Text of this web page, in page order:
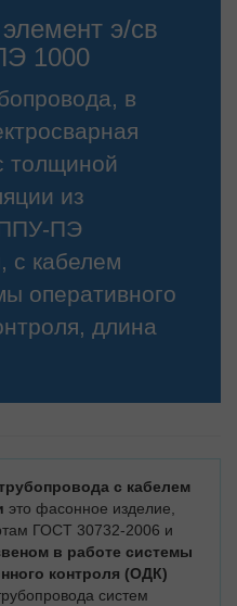
э/св
1000
в
толщиной
из
ППУ-ПЭ
с кабелем
оперативного
длина
с кабелем
это фасонное изделие,
ГОСТ 30732-2006 и
в работе системы
контроля (ОДК)
систем